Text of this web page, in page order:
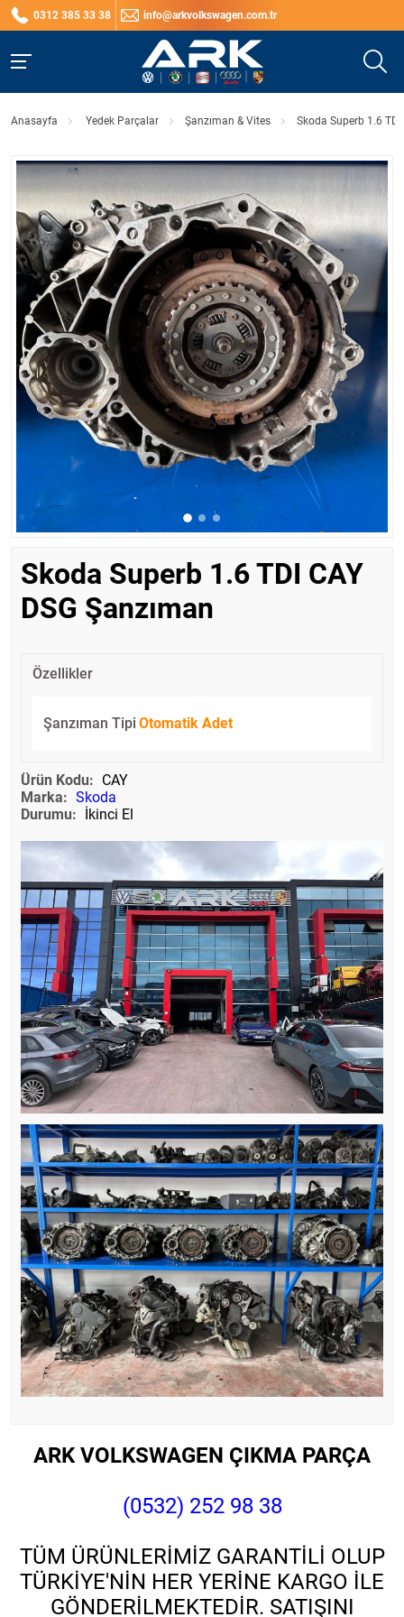
0312 385 33 38 info@arkvolkswagen.com.tr
Anasayfa Yedek Parçalar Şanzıman & Vites Skoda Superb 1.6 TDI
Skoda Superb 1.6 TDI CAY
DSG Şanzıman
Özellikler
Şanzıman Tipi Otomatik Adet
Ürün Kodu: CAY
Marka: Skoda
Durumu: İkinci El
ARK VOLKSWAGEN ÇIKMA PARÇA
(0532) 252 98 38
TÜM ÜRÜNLERİMİZ GARANTİLİ OLUP
TÜRKİYE'NİN HER YERİNE KARGO İLE
GÖNDERİLMEKTEDİR. SATIŞINI